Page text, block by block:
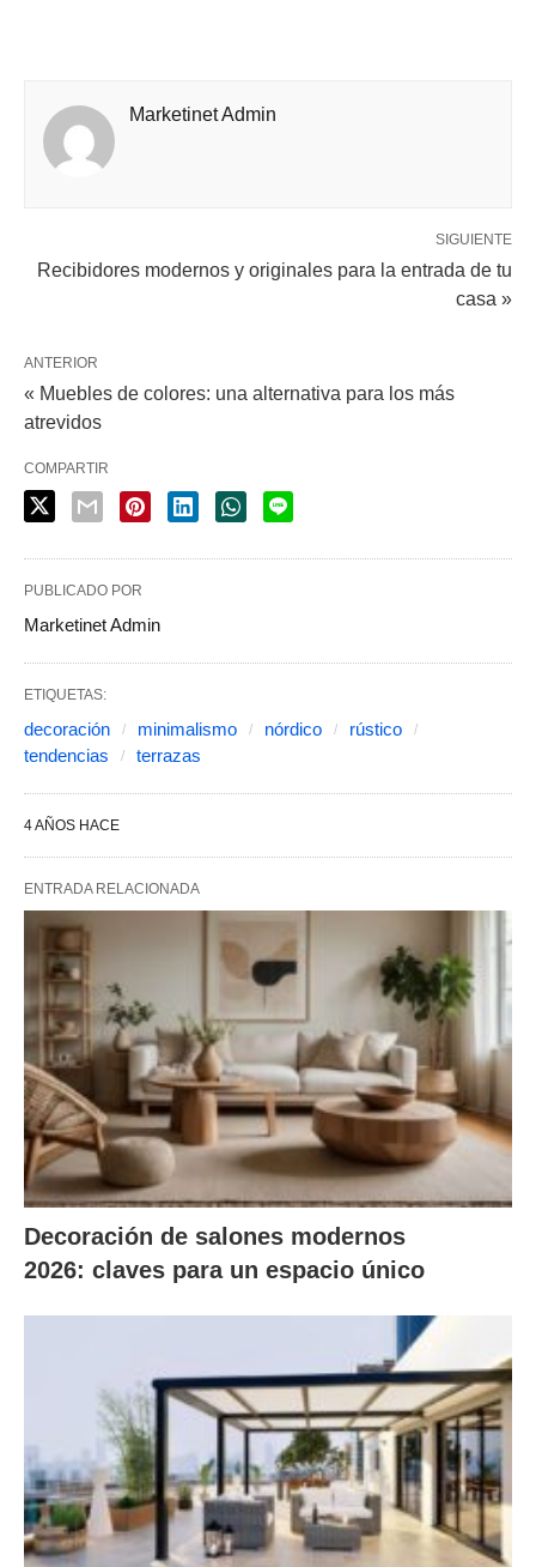
Marketinet Admin
SIGUIENTE
Recibidores modernos y originales para la entrada de tu
casa »
ANTERIOR
« Muebles de colores: una alternativa para los más
atrevidos
COMPARTIR
PUBLICADO POR
Marketinet Admin
ETIQUETAS:
decoración minimalismo nórdico
rústico
tendencias
terrazas
4 AÑOS HACE
ENTRADA RELACIONADA
Decoración de salones modernos
2026: claves para un espacio único